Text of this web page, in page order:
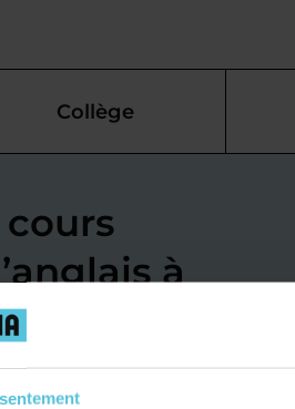
Collège
cours
à
pour